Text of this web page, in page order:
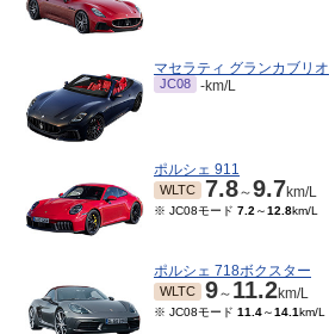
マセラティ グランカブリオ
JC08 -km/L
ポルシェ 911
WLTC 7.8～9.7km/L
※ JC08モード 7.2 ～12.8km/L
ポルシェ 718ボクスター
WLTC 9～ 11.2km/L
※ JC08モード 11.4～14.1km/L